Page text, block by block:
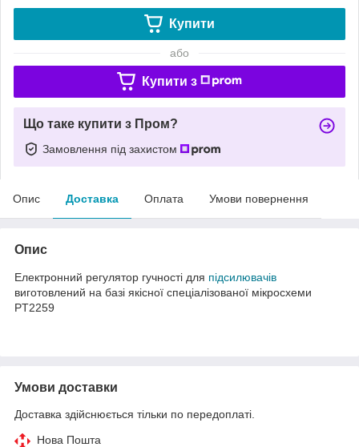
Купити
або
Купити з
Що таке купити з Пром?
Замовлення під захистом
Опис Доставка Оплата Умови повернення
Опис
Електронний регулятор гучності для підсилювачів
виготовлений на базі якісної спеціалізованої мікросхеми
PT2259
Умови доставки
Доставка здійснюється тільки по передоплаті.
Нова Пошта